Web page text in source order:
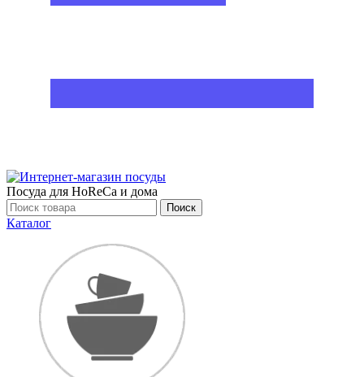
Посуда для HoReCa и дома
Поиск
Каталог